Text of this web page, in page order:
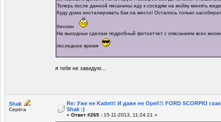
Теперь после данной писанины иду к соседям на мойку менять
буду дома инсталировать бак на место! Осталось только
бензин
На выходных сделаю подробный фотоотчет с описанием всех
последнее время
я тебе не завидую...
Shak
Серёга
Re: Уже не Kadett! И даже не Opel!!! FORD SCORPIO
Shak :)
« Ответ #265 : 15-11-2013, 11:24:21 »